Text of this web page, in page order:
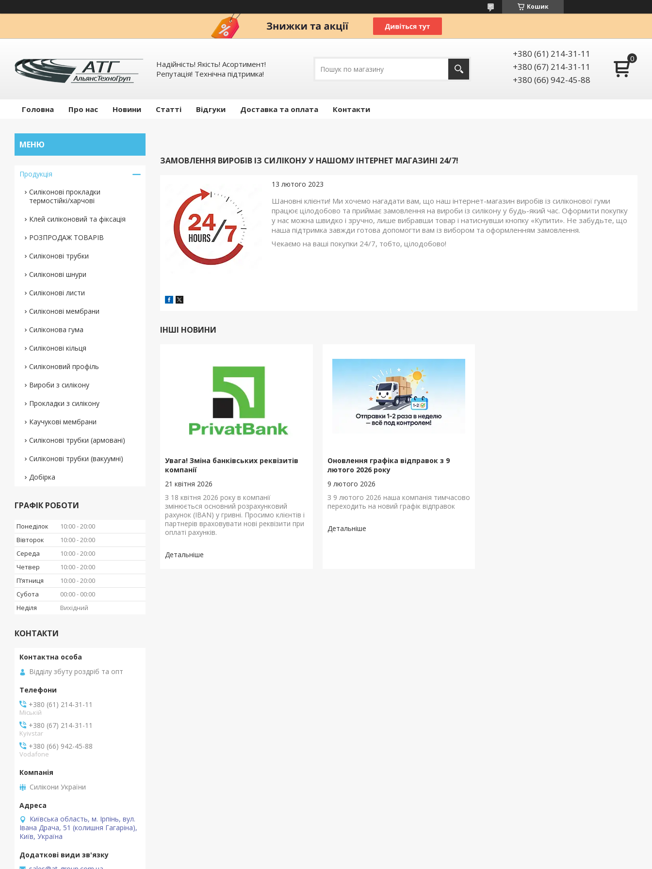
Кошик
Надійність! Якість! Асортимент!
Репутація! Технічна підтримка!
+380 (61) 214-31-11
+380 (67) 214-31-11
+380 (66) 942-45-88
Головна Про нас Новини Статті Відгуки Доставка та оплата Контакти
ЗАМОВЛЕННЯ ВИРОБІВ ІЗ СИЛІКОНУ У НАШОМУ ІНТЕРНЕТ МАГАЗИНІ 24/7!
13 лютого 2023
Шановні клієнти! Ми хочемо нагадати вам, що наш інтернет-магазин виробів із силіконової гуми
працює цілодобово та приймає замовлення на вироби із силікону у будь-який час. Оформити покупку
у нас можна швидко і зручно, лише вибравши товар і натиснувши кнопку «Купити». Не забудьте, що
наша підтримка завжди готова допомогти вам із вибором та оформленням замовлення.
Чекаємо на ваші покупки 24/7, тобто, цілодобово!
ІНШІ НОВИНИ
Увага! Зміна банківських реквізитів
компанії
21 квітня 2026
З 18 квітня 2026 року в компанії
змінюється основний розрахунковий
рахунок (IBAN) у гривні. Просимо клієнтів і
партнерів враховувати нові реквізити при
оплаті рахунків.
Оновлення графіка відправок з 9
лютого 2026 року
9 лютого 2026
З 9 лютого 2026 наша компанія тимчасово
переходить на новий графік відправок
Продукція
Силіконові прокладки
термостійкі/харчові
Клей силіконовий та фіксація
РОЗПРОДАЖ ТОВАРІВ
Силіконові трубки
Силіконові шнури
Силіконові листи
Силіконові мембрани
Силіконова гума
Силіконові кільця
Силіконовий профіль
Вироби з силікону
Прокладки з силікону
Каучукові мембрани
Силіконові трубки (армовані)
Силіконові трубки (вакуумні)
Добірка
ГРАФІК РОБОТИ
Понеділок 10:00 20:00
Вівторок
10:00 20:00
Середа
10:00 20:00
Четвер
10:00 20:00
Пʼятниця
10:00 20:00
Субота
00:00
00:00
Неділя
Вихідний
КОНТАКТИ
Відділу збуту роздріб та опт
+380 (61) 214-31-11
Міській
+380 (67) 214-31-11
Kyivstar
+380 (66) 942-45-88
Vodafone
Силікони України
Київська область, м. Ірпінь, вул.
Івана Драча, 51 (колишня Гагаріна),
Київ, Україна